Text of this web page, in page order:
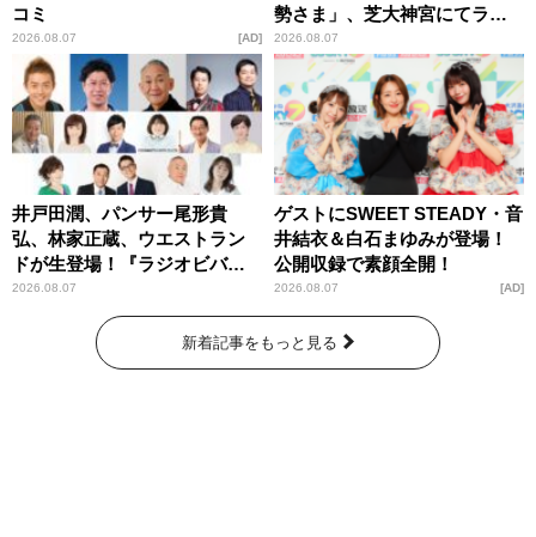
コミ
2026.08.07 AD
勢さま」、芝大神宮にてラン
パンプスが合格祈願！
2026.08.07
井戸田潤、パンサー尾形貴
弘、林家正蔵、ウエストラン
ドが生登場！『ラジオビバリ
ー昼ズ』
2026.08.07
ゲストにSWEET STEADY・音
井結衣＆白石まゆみが登場！
公開収録で素顔全開！
2026.08.07 AD
新着記事をもっと見る